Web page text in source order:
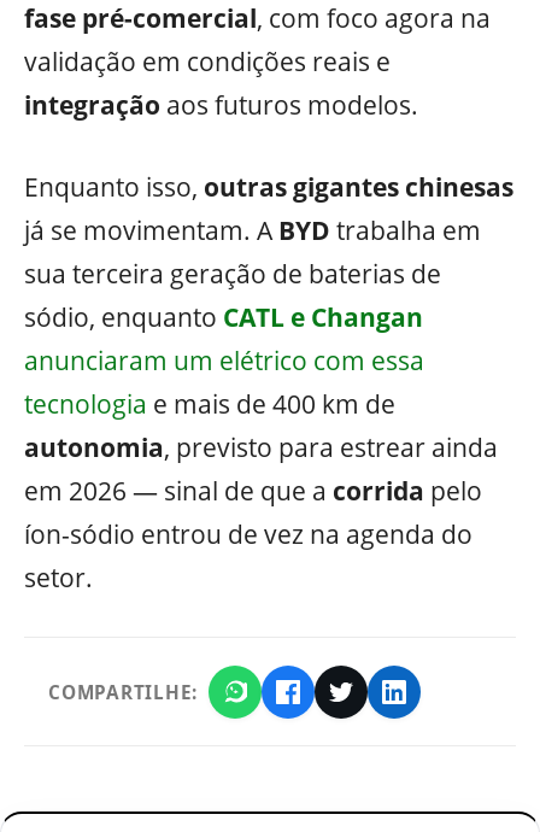
fase pré-comercial, com foco agora na
validação em condições reais e
integração aos futuros modelos.
Enquanto isso, outras gigantes chinesas
já se movimentam. ABYD trabalha em
sua terceira geração de baterias de
sódio, enquanto CATL e Changan
anunciaram um elétrico com essa
tecnologia e mais de 400 km de
autonomia, previsto para estrear ainda
em 2026 — sinal de que a corrida pelo
íon-sódio entrou de vez na agenda do
setor.
COMPARTILHE: